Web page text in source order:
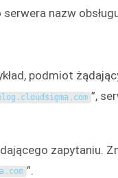
nazw
podmiot
. cloudsigma . com ”,
zapytaniu.
. com ”.